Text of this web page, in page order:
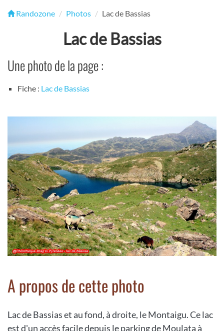
Randozone Photos Lac de Bassias
Lac de Bassias
Une photo de la page :
Fiche : Lac de Bassias
A propos de cette photo
Lac de Bassias et au fond, à droite, le Montaigu. Ce lac
est d'un accès facile depuis le parking de Moulata à